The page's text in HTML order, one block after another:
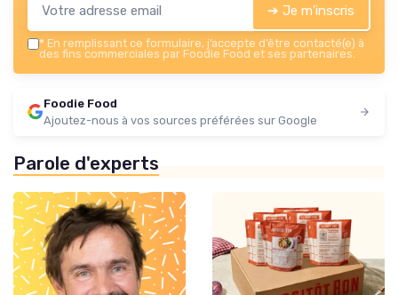
➔ Je m'inscris
* En remplissant ce formulaire, j’accepte d’être contacté(e) à
des fins commerciales par Foodie Food et ses partenaires.
Foodie Food
Ajoutez-nous à vos sources préférées sur Google
Parole d'experts